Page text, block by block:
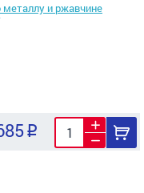
металлу и ржавчине